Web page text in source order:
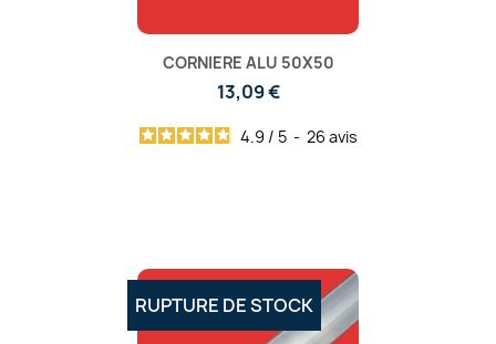
CORNIERE ALU 50X50
13,09 €
4.9 / 5 - 26 avis
RUPTURE DE STOCK